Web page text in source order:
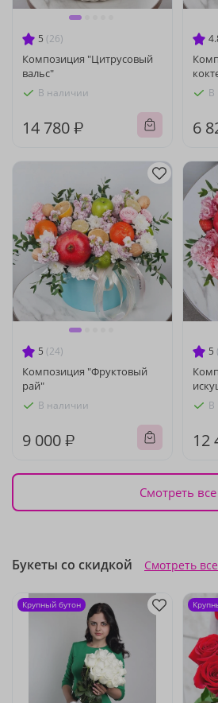
5 (26)
Композиция "Цитрусовый
вальс"
В наличии
14 780 ₽
В
6
5 (24)
Композиция "Фруктовый
рай"
В наличии
9 000 ₽
5
В
12
Смотреть все
Букеты со скидкой Смотреть все
Крупный бутон